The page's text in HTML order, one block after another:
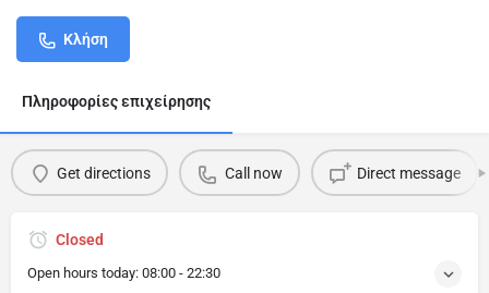
Κλήση
Πληροφορίες επιχείρησης
Get directions Call now Direct message
Closed
Open hours today: 08:00 - 22:30